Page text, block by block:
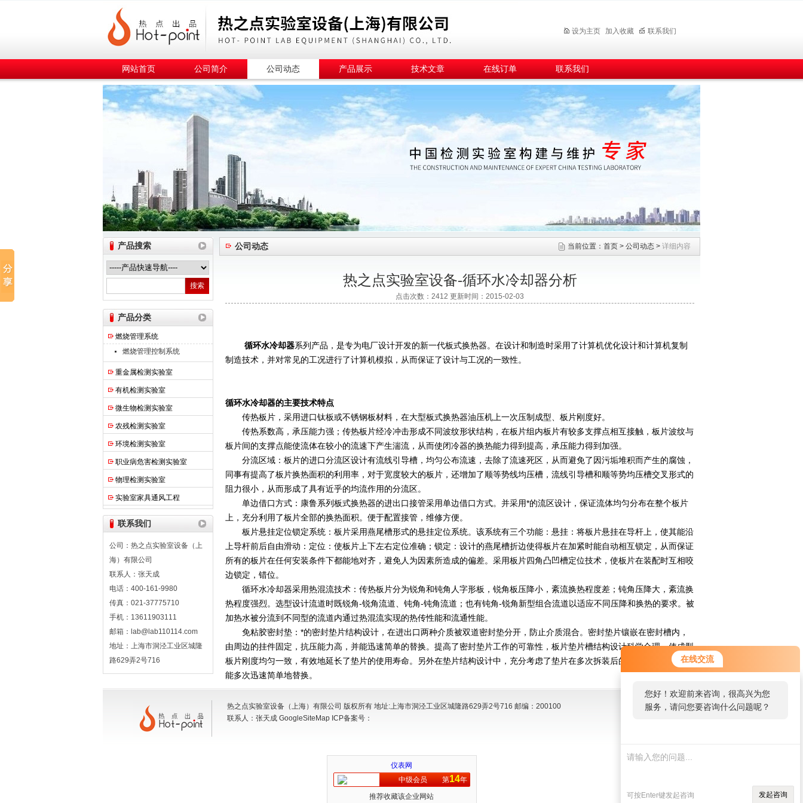
在线交流
您好！欢迎前来咨询，很高兴为您
服务，请问您要咨询什么问题呢？
可按Enter键发起咨询 发起咨询
热之点实验室设备（上海）有限公司
设为主页 加入收藏 联系我们
网站首页 公司简介 公司动态 产品展示 技术文章 在线订单 联系我们
产品搜索
产品分类
燃烧管理系统
燃烧管理控制系统
重金属检测实验室
有机检测实验室
微生物检测实验室
农残检测实验室
环境检测实验室
职业病危害检测实验室
物理检测实验室
实验室家具通风工程
联系我们
公司：热之点实验室设备（上
海）有限公司
联系人：张天成
电话：400-161-9980
传真：021-37775710
手机：13611903111
邮箱：lab@lab110114.com
地址：上海市洞泾工业区城隆
路629弄2号716
公司动态 当前位置： 首页 > 公司动态 > 详细内容
热之点实验室设备-循环水冷却器分析
点击次数：2412 更新时间：2015-02-03
循环水冷却器系列产品，是专为电厂设计开发的新一代板式换热器。在设计和制造时采用了计算机优化设计和计算机复制
制造技术，并对常见的工况进行了计算机模拟，从而保证了设计与工况的一致性。
循环水冷却器的主要技术特点
传热板片，采用进口钛板或不锈钢板材料，在大型板式换热器油压机上一次压制成型、板片刚度好。
传热系数高，承压能力强；传热板片经冷冲击形成不同波纹形状结构，在板片组内板片有较多支撑点相互接触，板片波纹与
板片间的支撑点能使流体在较小的流速下产生湍流，从而使闭冷器的换热能力得到提高，承压能力得到加强。
分流区域：板片的进口分流区设计有流线引导槽，均匀公布流速，去除了流速死区，从而避免了因污垢堆积而产生的腐蚀，
同事有提高了板片换热面积的利用率，对于宽度较大的板片，还增加了顺等势线均压槽，流线引导槽和顺等势均压槽交叉形式的
阻力很小，从而形成了具有近乎的均流作用的分流区。
单边借口方式：康鲁系列板式换热器的进出口接管采用单边借口方式。并采用*的流区设计，保证流体均匀分布在整个板片
上，充分利用了板片全部的换热面积。便于配置接管，维修方便。
板片悬挂定位锁定系统：板片采用燕尾槽形式的悬挂定位系统。该系统有三个功能：悬挂：将板片悬挂在导杆上，使其能沿
上导杆前后自由滑动：定位：使板片上下左右定位准确；锁定：设计的燕尾槽折边使得板片在加紧时能自动相互锁定，从而保证
所有的板片在任何安装条件下都能地对齐，避免人为因素所造成的偏差。采用板片四角凸凹槽定位技术，使板片在装配时互相咬
边锁定，错位。
循环水冷却器采用热混流技术：传热板片分为锐角和钝角人字形板，锐角板压降小，紊流换热程度差；钝角压降大，紊流换
热程度强烈。选型设计流道时既锐角-锐角流道、钝角-钝角流道；也有钝角-锐角新型组合流道以适应不同压降和换热的要求。被
加热水被分流到不同型的流道内通过热混流实现的热传性能和流通性能。
免粘胶密封垫：*的密封垫片结构设计，在进出口两种介质被双道密封垫分开，防止介质混合。密封垫片镶嵌在密封槽内，
由周边的挂件固定，抗压能力高，并能迅速简单的替换。提高了密封垫片工作的可靠性，板片垫片槽结构设计科学合理，使成型
板片刚度均匀一致，有效地延长了垫片的使用寿命。另外在垫片结构设计中，充分考虑了垫片在多次拆装后的*变形问题，垫片
能多次迅速简单地替换。
热之点实验室设备（上海）有限公司 版权所有 地址:上海市洞泾工业区城隆路629弄2号716 邮编：200100
联系人：张天成 GoogleSiteMap ICP备案号：
仪表网
中级会员
第14年
推荐收藏该企业网站